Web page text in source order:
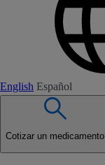
English Español
Cotizar un medicamento